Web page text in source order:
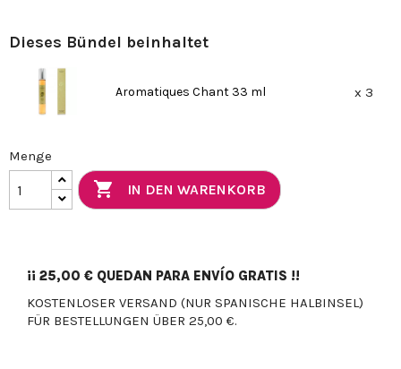
Dieses Bündel beinhaltet
Aromatiques Chant 33 ml x 3
Menge
 IN DEN WARENKORB
¡¡ 25,00 € QUEDAN PARA ENVÍO GRATIS !!
KOSTENLOSER VERSAND (NUR SPANISCHE HALBINSEL)
FÜR BESTELLUNGEN ÜBER 25,00 €.